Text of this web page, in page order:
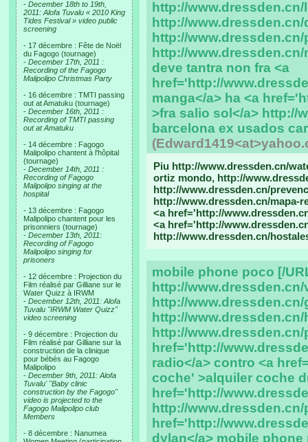
- December 18th to 19th,
2011: Alofa Tuvalu « 2010 King
Tides Festival » video public
screening
- 17 décembre : Fête de Noël
du Fagogo (tournage)
- December 17th, 2011 :
Recording of the Fagogo
Malipolipo Christmas Party
- 16 décembre : TMTI passing
out at Amatuku (tournage)
- December 16th, 2011 :
Recording of TMTI passing
out at Amatuku
- 14 décembre : Fagogo
Malipolipo chantent à l'hôpital
(tournage)
- December 14th, 2011 :
Recording of Fagogo
Malipolipo singing at the
hospital
- 13 décembre : Fagogo
Malipolipo chantent pour les
prisonniers (tournage)
- December 13th, 2011:
Recording of Fagogo
Malipolipo singing for
prisoners
- 12 décembre : Projection du
Film réalisé par Gilliane sur le
Water Quizz à IRWM
- December 12th, 2011: Alofa
Tuvalu "IRWM Water Quizz"
video screening
- 9 décembre : Projection du
Film réalisé par Gilliane sur la
construction de la clinique
pour bébés au Fagogo
Malipolipo
- December 9th, 2011: Alofa
Tuvalu' "Baby clinic
construction by the Fagogo"
video is projected to the
Fagogo Malipolipo club
Members
- 8 décembre : Nanumea
http://
http://
http://
http://
deve tantra non fra <a
href='http://
manga</a> ha <a
>fra salio sol</a> http://
barcelona ex usados
Piu http://www.dressden.cn/
ortiz mondo, http://
http://www.dressden.cn/
http://www.dressden.cn/mapa-
<a href='http://
<a href='http://
http://www.dressden.cn/
mobile phone poco [/
http://
http://
http://
http://
href='http://
radio</a> contro <a
coche' >alquiler coche
href='http://
http://
href='http://
dylan</a> mobile